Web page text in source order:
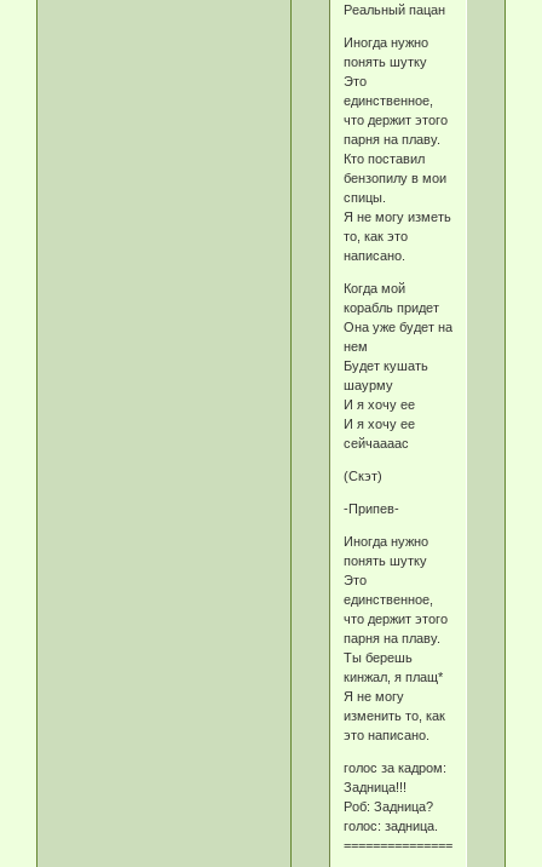
Реальный пацан
Иногда нужно
понять шутку
Это
единственное,
что держит этого
парня на плаву.
Кто поставил
бензопилу в мои
спицы.
Я не могу изметь
то, как это
написано.
Когда мой
корабль придет
Она уже будет на
нем
Будет кушать
шаурму
И я хочу ее
И я хочу ее
сейчаааас
(Скэт)
-Припев-
Иногда нужно
понять шутку
Это
единственное,
что держит этого
парня на плаву.
Ты берешь
кинжал, я плащ*
Я не могу
изменить то, как
это написано.
голос за кадром:
Задница!!!
Роб: Задница?
голос: задница.